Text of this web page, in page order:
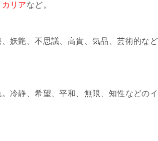
リアなど。
妖艶、不思議、高貴、気品、芸術的など
冷静、希望、平和、無限、知性などのイ